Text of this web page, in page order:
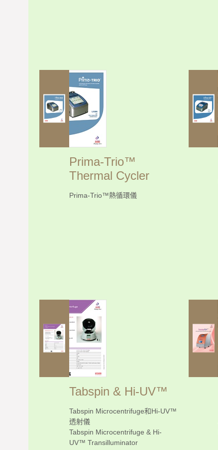
Prima-Trio™
Thermal Cycler
Prima-Trio™熱循環儀
Tabspin & Hi-UV™
Tabspin Microcentrifuge和Hi-UV™
透射儀
Tabspin Microcentrifuge & Hi-
UV™ Transilluminator